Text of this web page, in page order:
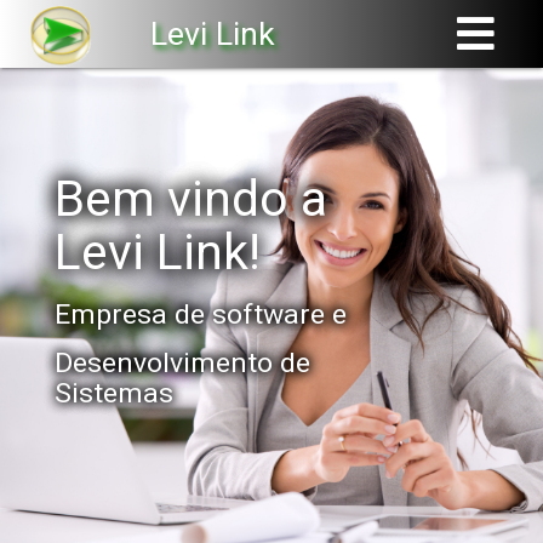
Levi Link
Bem vindo a
Levi Link!
Empresa de software e
Desenvolvimento de
Sistemas